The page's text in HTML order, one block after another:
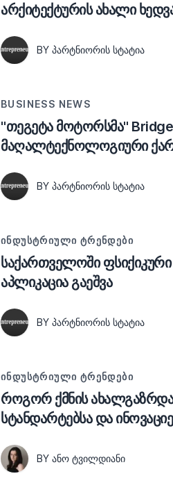
არქიტექტურის ახალი
BY ᲞᲐᲠᲢᲜᲘᲝᲠᲘᲡ ᲡᲢᲐᲢᲘᲐ
BUSINESS NEWS
"თეგეტა მოტორსმა"
მაღალტექნოლოგიური
BY ᲞᲐᲠᲢᲜᲘᲝᲠᲘᲡ ᲡᲢᲐᲢᲘᲐ
ᲘᲜᲓᲣᲡᲢᲠᲘᲣᲚᲘ ᲢᲠᲔᲜᲓᲔᲑᲘ
საქართველოში
აპლიკაცია გაეშვა
BY ᲞᲐᲠᲢᲜᲘᲝᲠᲘᲡ ᲡᲢᲐᲢᲘᲐ
ᲘᲜᲓᲣᲡᲢᲠᲘᲣᲚᲘ ᲢᲠᲔᲜᲓᲔᲑᲘ
როგორ ქმნის
სტანდარტებსა და
BY ᲐᲜᲝ ᲢᲕᲘᲚᲓᲘᲐᲜᲘ